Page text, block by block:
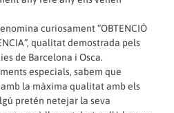
curiosament “OBTENCIÓ
qualitat demostrada pels
de Barcelona i Osca.
especials, sabem que
la màxima qualitat amb els
pretén netejar la seva